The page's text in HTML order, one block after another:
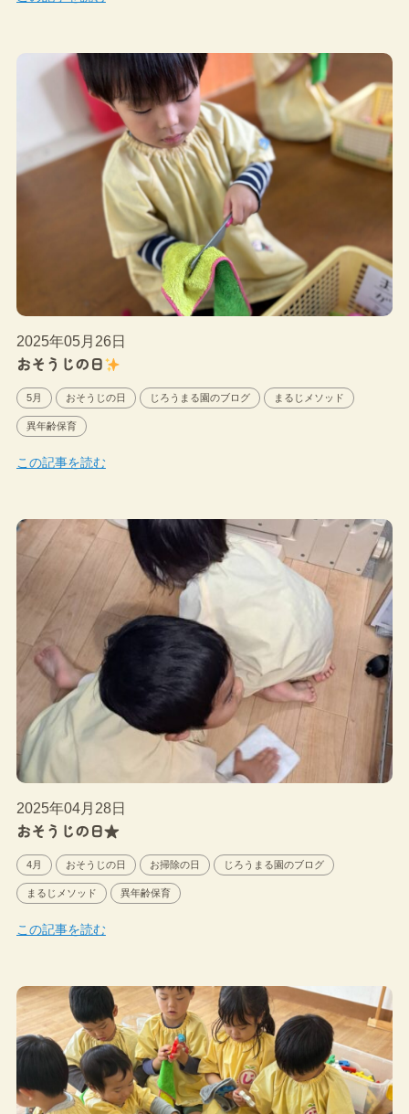
2025年05月26日
おそうじの日
5月 おそうじの日 じろうまる園のブログ まるじメソッド
異年齢保育
この記事を読む
2025年04月28日
おそうじの日★
4月 おそうじの日 お掃除の日 じろうまる園のブログ
まるじメソッド 異年齢保育
この記事を読む